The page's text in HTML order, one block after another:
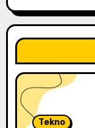
t
i
o
n
Tekno